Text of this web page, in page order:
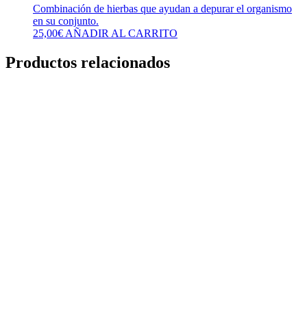
Combinación de hierbas que ayudan a depurar el organismo
en su conjunto.
25,00€ AÑADIR AL CARRITO
Productos relacionados